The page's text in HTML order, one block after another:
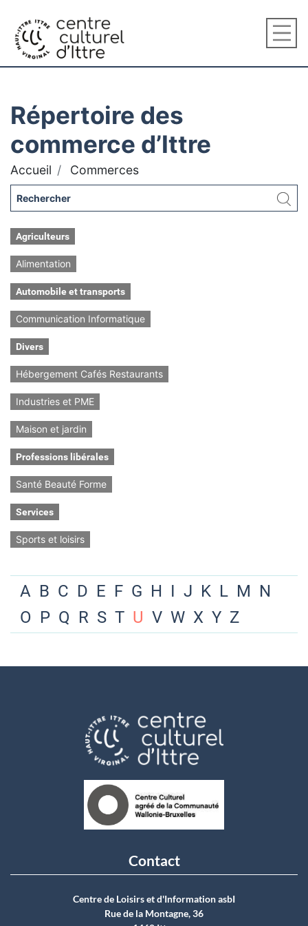
Répertoire des
commerce d’Ittre
Accueil Commerces
Agriculteurs
Alimentation
Automobile et transports
Communication Informatique
Divers
Hébergement Cafés Restaurants
Industries et PME
Maison et jardin
Professions libérales
Santé Beauté Forme
Services
Sports et loisirs
A B C D E F G H I J K L M N
O P Q R S T U V W X Y Z
Contact
Centre de Loisirs et d'Information asbI
Rue de la Montagne, 36